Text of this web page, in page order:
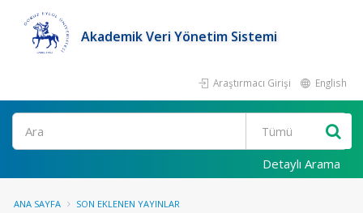
Akademik Veri Yönetim Sistemi
Araştırmacı Girişi English
Ara
Detaylı Arama
ANA SAYFA SON EKLENEN YAYINLAR